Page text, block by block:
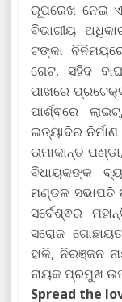
ରୂପରେଖ ନେଇ
ବିଭାଗୀୟ
ଟଙ୍କା
ଗେଟ, ସହିଦ
ପାଖରେ
ପାର୍ଶ୍ଵରେ
ଇତ୍ୟାଦିର
ଉମାକାନ୍ତ
ବିଧାୟକଙ୍କ
ମଣ୍ଡଳ ସଭାପତି
ସର୍ବେଶ୍ଵର
ସରୋଜ
ହାକି, ନିରଞ୍ଜନ
ନାୟକ ପ୍ରମୁଖ
Spread the